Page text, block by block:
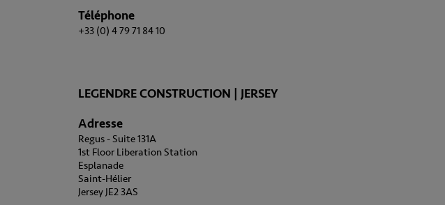
Téléphone
+33 (0) 4 79 71 84 10
LEGENDRE CONSTRUCTION | JERSEY
Adresse
Regus - Suite 131A
1st Floor Liberation Station
Esplanade
Saint-Hélier
Jersey JE2 3AS